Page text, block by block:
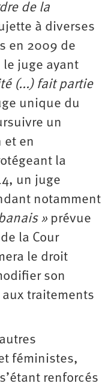
de la
à diverses
en 2009 de
juge ayant
(...) fait partie
unique du
un
et en
la
un juge
notamment
» prévue
la Cour
le droit
son
traitements
féministes,
renforcés